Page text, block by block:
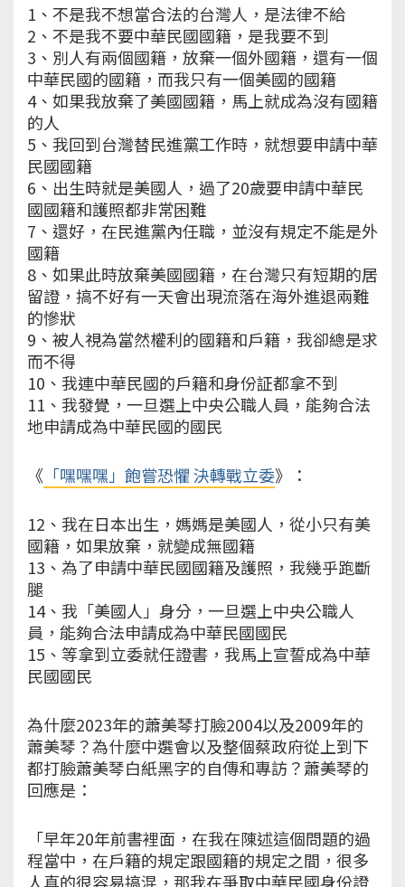
1、不是我不想當合法的台灣人，是法律不給
2、不是我不要中華民國國籍，是我要不到
3、別人有兩個國籍，放棄一個外國籍，還有一個
中華民國的國籍，而我只有一個美國的國籍
4、如果我放棄了美國國籍，馬上就成為沒有國籍
的人
5、我回到台灣替民進黨工作時，就想要申請中華
民國國籍
6、出生時就是美國人，過了20歲要申請中華民
國國籍和護照都非常困難
7、還好，在民進黨內任職，並沒有規定不能是外
國籍
8、如果此時放棄美國國籍，在台灣只有短期的居
留證，搞不好有一天會出現流落在海外進退兩難
的慘狀
9、被人視為當然權利的國籍和戶籍，我卻總是求
而不得
10、我連中華民國的戶籍和身份証都拿不到
11、我發覺，一旦選上中央公職人員，能夠合法
地申請成為中華民國的國民
《 「嘿嘿嘿」飽嘗恐懼 決轉戰立委》：
12、我在日本出生，媽媽是美國人，從小只有美
國籍，如果放棄，就變成無國籍
13、為了申請中華民國國籍及護照，我幾乎跑斷
腿
14、我「美國人」身分，一旦選上中央公職人
員，能夠合法申請成為中華民國國民
15、等拿到立委就任證書，我馬上宣誓成為中華
民國國民
為什麼2023年的蕭美琴打臉2004以及2009年的
蕭美琴？為什麼中選會以及整個蔡政府從上到下
都打臉蕭美琴白紙黑字的自傳和專訪？蕭美琴的
回應是：
「早年20年前書裡面，在我在陳述這個問題的過
程當中，在戶籍的規定跟國籍的規定之間，很多
人真的很容易搞混，那我在爭取中華民國身份證